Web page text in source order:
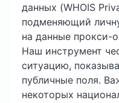
данных (WHOIS
подменяющий
на данные прокси-
Наш инструмент
ситуацию,
публичные поля.
некоторых